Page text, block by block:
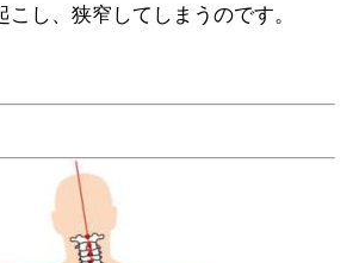
こし、狭窄してしまうのです。